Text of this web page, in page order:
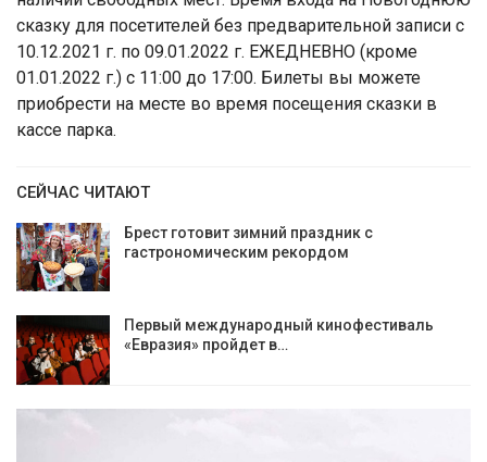
сказку для посетителей без предварительной записи с
10.12.2021 г. по 09.01.2022 г. ЕЖЕДНЕВНО (кроме
01.01.2022 г.) с 11:00 до 17:00. Билеты вы можете
приобрести на месте во время посещения сказки в
кассе парка.
СЕЙЧАС ЧИТАЮТ
Брест готовит зимний праздник с
гастрономическим рекордом
Первый международный кинофестиваль
«Евразия» пройдет в…